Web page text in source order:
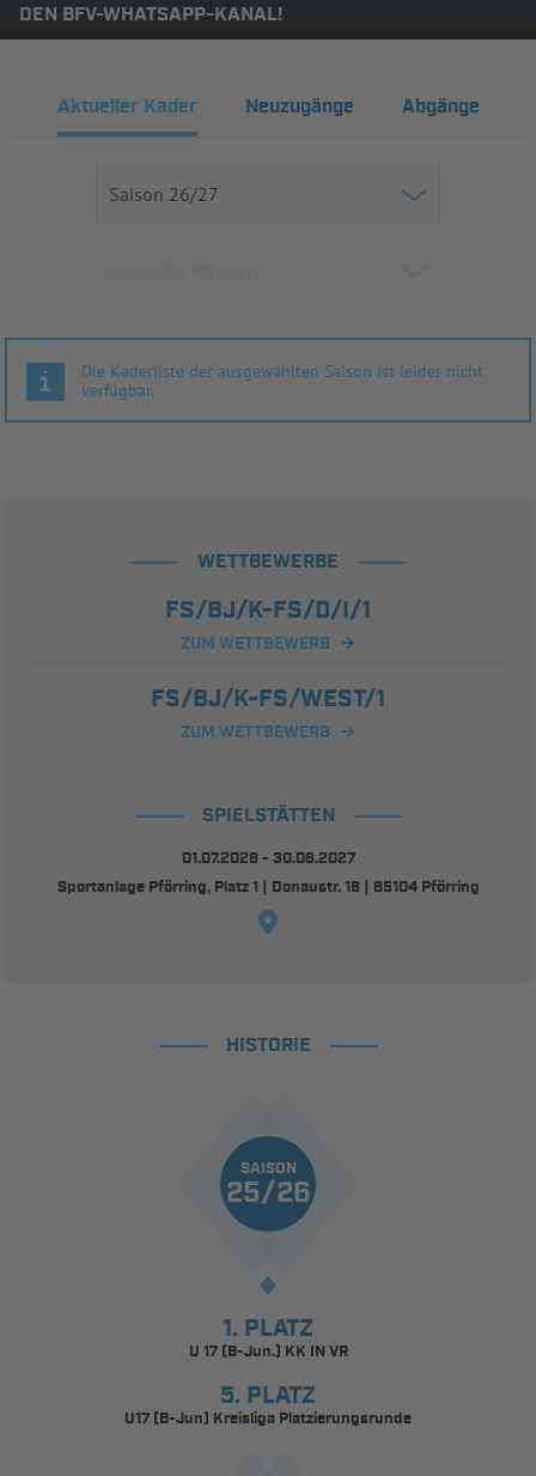
DEN BFV-WHATSAPP-KANAL!
Aktueller Kader Neuzugänge Abgänge
Die Kaderliste der ausgewählten Saison ist leider nicht
verfügbar.
WETTBEWERBE
FS/BJ/K-FS/D/I/1
ZUM WETTBEWERB
FS/BJ/K-FS/WEST/1
ZUM WETTBEWERB
SPIELSTÄTTEN
01.07.2026 - 30.06.2027
Sportanlage Pförring, Platz 1 | Donaustr. 16 | 85104 Pförring
HISTORIE
SAISON
25/26
1. PLATZ
U 17 (B-Jun.) KK IN VR
5. PLATZ
U17 (B-Jun) Kreisliga Platzierungsrunde